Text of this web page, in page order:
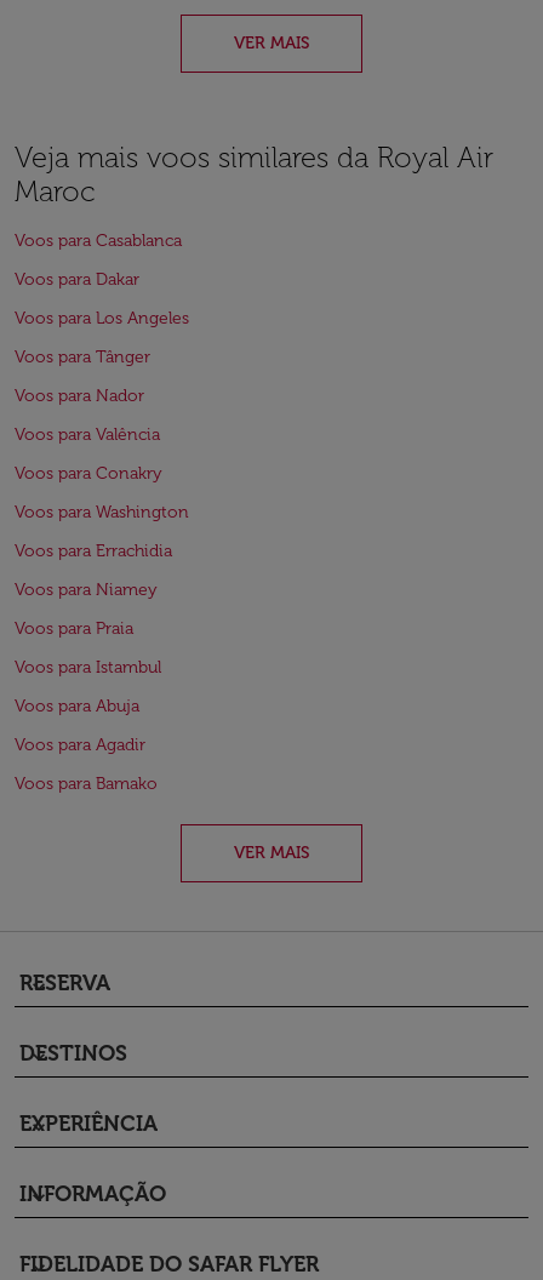
VER MAIS
Veja mais voos similares da Royal Air
Maroc
Voos para Casablanca
Voos para Dakar
Voos para Los Angeles
Voos para Tânger
Voos para Nador
Voos para Valência
Voos para Conakry
Voos para Washington
Voos para Errachidia
Voos para Niamey
Voos para Praia
Voos para Istambul
Voos para Abuja
Voos para Agadir
Voos para Bamako
VER MAIS
RESERVA
keyboard_arrow_down
DESTINOS
keyboard_arrow_down
EXPERIÊNCIA
keyboard_arrow_down
INFORMAÇÃO
keyboard_arrow_down
FIDELIDADE DO SAFAR FLYER
keyboard_arrow_down